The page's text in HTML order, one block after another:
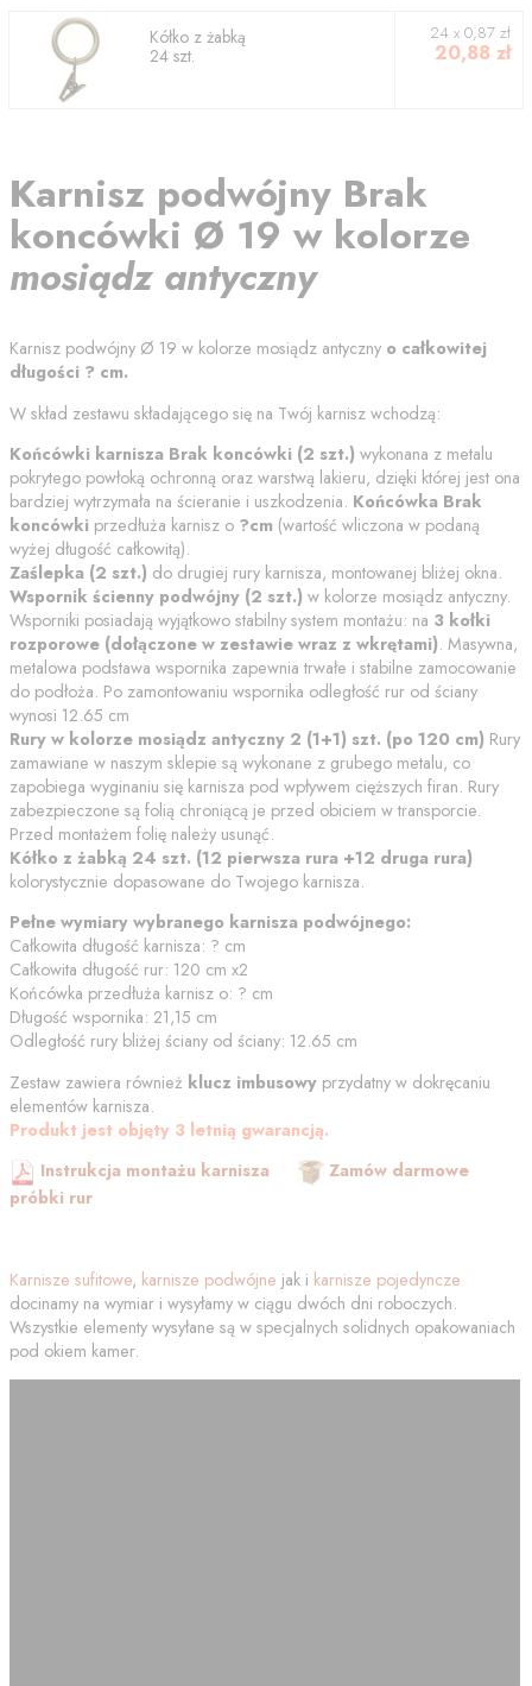
Kółko z żabką
24 szt.
24 x 0,87 zł
20,88 zł
Karnisz podwójny Brak
koncówki Ø 19 w kolorze
mosiądz antyczny
Karnisz podwójny Ø 19 w kolorze mosiądz antyczny o całkowitej
długości ? cm.
W skład zestawu składającego się na Twój karnisz wchodzą:
Końcówki karnisza Brak koncówki (2 szt.) wykonana z metalu
pokrytego powłoką ochronną oraz warstwą lakieru, dzięki której jest ona
bardziej wytrzymała na ścieranie i uszkodzenia. Końcówka Brak
koncówki przedłuża karnisz o ?cm (wartość wliczona w podaną
wyżej długość całkowitą).
Zaślepka (2 szt.) do drugiej rury karnisza, montowanej bliżej okna.
Wspornik ścienny podwójny (2 szt.) w kolorze mosiądz antyczny.
Wsporniki posiadają wyjątkowo stabilny system montażu: na 3 kołki
rozporowe (dołączone w zestawie wraz z wkrętami). Masywna,
metalowa podstawa wspornika zapewnia trwałe i stabilne zamocowanie
do podłoża. Po zamontowaniu wspornika odległość rur od ściany
wynosi 12.65 cm
Rury w kolorze mosiądz antyczny 2 (1+1) szt. (po 120 cm) Rury
zamawiane w naszym sklepie są wykonane z grubego metalu, co
zapobiega wyginaniu się karnisza pod wpływem cięższych firan. Rury
zabezpieczone są folią chroniącą je przed obiciem w transporcie.
Przed montażem folię należy usunąć.
Kółko z żabką 24 szt. (12 pierwsza rura +12 druga rura)
kolorystycznie dopasowane do Twojego karnisza.
Pełne wymiary wybranego karnisza podwójnego:
Całkowita długość karnisza: ? cm
Całkowita długość rur: 120 cm x2
Końcówka przedłuża karnisz o: ? cm
Długość wspornika: 21,15 cm
Odległość rury bliżej ściany od ściany: 12.65 cm
Zestaw zawiera również klucz imbusowy przydatny w dokręcaniu
elementów karnisza.
Produkt jest objęty 3 letnią gwarancją.
Instrukcja montażu karnisza
Zamów darmowe
próbki rur
Karnisze sufitowe, karnisze podwójne jak i karnisze pojedyncze
docinamy na wymiar i wysyłamy w ciągu dwóch dni roboczych.
Wszystkie elementy wysyłane są w specjalnych solidnych opakowaniach
pod okiem kamer.